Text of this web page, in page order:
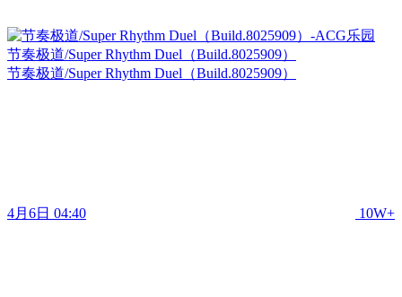
节奏极道/Super Rhythm Duel（Build.8025909）
节奏极道/Super Rhythm Duel（Build.8025909）
4月6日 04:40 10W+